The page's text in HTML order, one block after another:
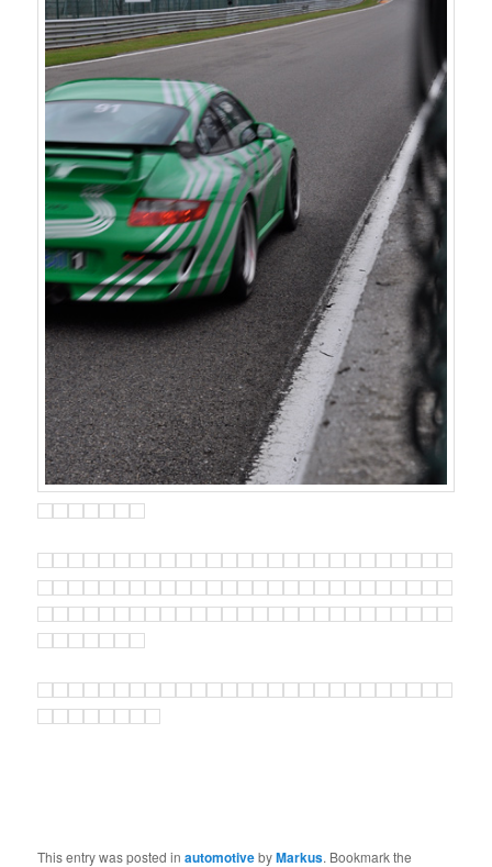
This entry was posted inautomotivebyMarkus. Bookmark the